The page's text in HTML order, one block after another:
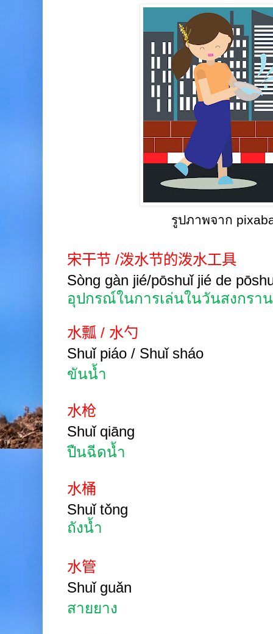
รูปภาพจาก
宋干节 /泼水节的泼水工具
Sòng gàn jié/pōshuǐ jié de
อุปกรณ์ในการเล่นในวันสงกรา
水瓢 / 水勺
Shuǐ piáo / Shuǐ sháo
ขันน้ำ
水枪
Shuǐ qiāng
ปืนฉีดน้ำ
水桶
Shuǐ tǒng
ถังน้ำ
水管
Shuǐ guǎn
สายยาง